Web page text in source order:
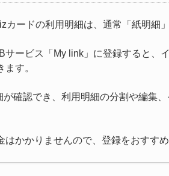
カードの利用明細は、通常「紙明細
サービス「My link」に登録すると、
す。
確認でき、利用明細の分割や編集
かかりませんので、登録をおすすめ